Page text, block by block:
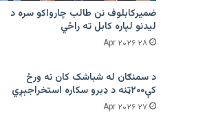
ضمیرکابلوف نن طالب چارواکو سره د
لیدنو لپاره کابل ته راځي
۲۸ Apr ۲۰۲۶
د سمنګان له شباشک کان نه ورځ
کې۲۰۰ټنه د ډبرو سکاره استخراجېږي
۲۷ Apr ۲۰۲۶